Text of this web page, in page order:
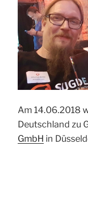
Am 14.06.2018
Deutschland zu
GmbH in